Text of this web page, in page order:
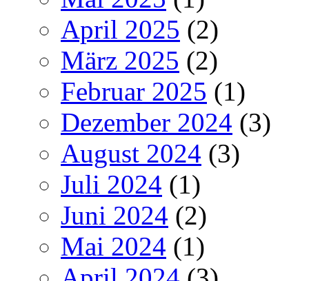
April 2025 (2)
März 2025 (2)
Februar 2025 (1)
Dezember 2024 (3)
August 2024 (3)
Juli 2024 (1)
Juni 2024 (2)
Mai 2024 (1)